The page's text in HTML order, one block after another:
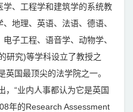
、工程学和建筑学的系统教
地理、英语、法语、德语、
子工程、语音学、动物学、
研究)等学科设立了教授之
国最顶尖的法学院之一。
，“业内人事都认为它是英国
年的Research Assessment